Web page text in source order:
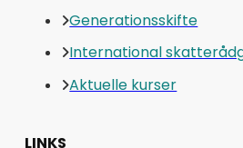
Generationsskifte
International
Aktuelle kurser
LINKS